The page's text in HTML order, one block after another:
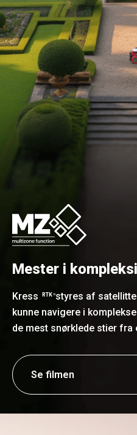
Mester i
Kress RTK nstyres af
kunne navigere i
de mest snørklede stier
Se filmen